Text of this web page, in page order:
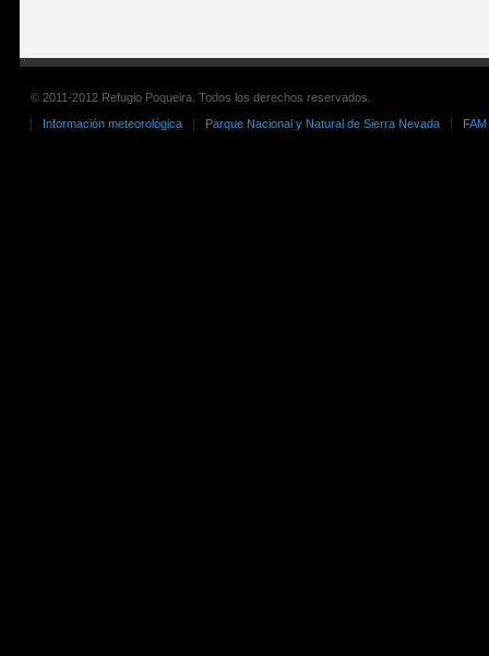
© 2011-2012 Refugio Poqueira. Todos los derechos reservados.
Información meteorológica
Parque Nacional y Natural de Sierra Nevada FAM